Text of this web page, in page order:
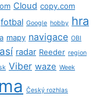
Cloud copy.com
fotbal Google hobby hra
mapy navigace OBI
radar Reeder region
Viber waze Week
Český rozhlas